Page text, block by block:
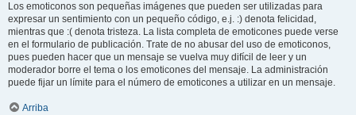
Los emoticonos son pequeñas imágenes que pueden ser utilizadas para
expresar un sentimiento con un pequeño código, e.j. :) denota felicidad,
mientras que :( denota tristeza. La lista completa de emoticones puede verse
en el formulario de publicación. Trate de no abusar del uso de emoticonos,
pues pueden hacer que un mensaje se vuelva muy difícil de leer y un
moderador borre el tema o los emoticones del mensaje. La administración
puede fijar un límite para el número de emoticones a utilizar en un mensaje.
Arriba